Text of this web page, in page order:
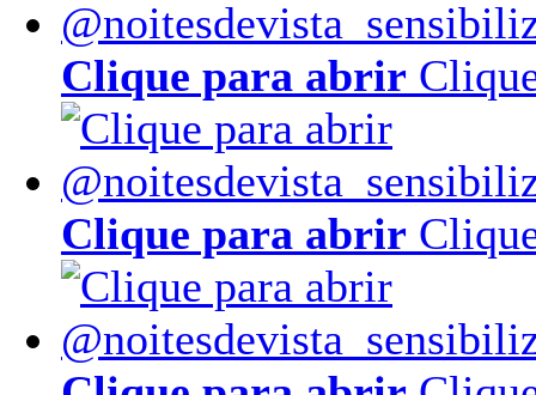
Clique para abrir
Clique para abrir